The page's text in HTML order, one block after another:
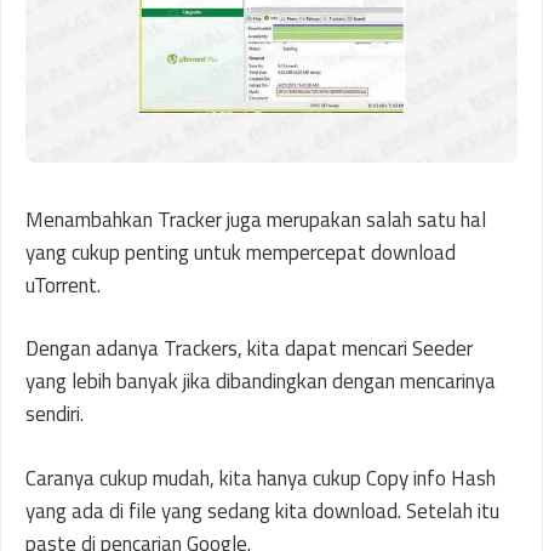
Menambahkan Tracker juga merupakan salah satu hal
yang cukup penting untuk mempercepat download
uTorrent.
Dengan adanya Trackers, kita dapat mencari Seeder
yang lebih banyak jika dibandingkan dengan mencarinya
sendiri.
Caranya cukup mudah, kita hanya cukup Copy info Hash
yang ada di file yang sedang kita download. Setelah itu
paste di pencarian Google.